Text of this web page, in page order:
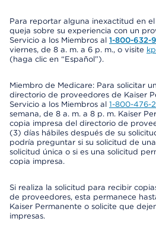
Para reportar alguna inexactitud en
queja sobre su experiencia con un
Servicio a los Miembros al 1-800-632-
viernes, de 8 a. m. a 6 p. m., o visite
(haga clic en “Español”).
Miembro de Medicare: Para solicitar
directorio de proveedores de Kaiser
Servicio a los Miembros al 1-800-476-
semana, de 8 a. m. a 8 p. m. Kaiser
copia impresa del directorio de
(3) días hábiles después de su
podría preguntar si su solicitud de
solicitud única o si es una solicitud
copia impresa.
Si realiza la solicitud para recibir
de proveedores, esta permanece
Kaiser Permanente o solicite que
impresas.